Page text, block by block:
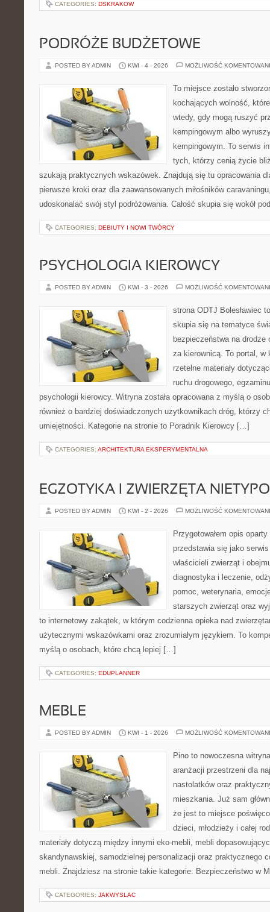
CATEGORIES: DSKRAKOW
PODRÓŻE BUDŻETOWE
POSTED BY ADMIN KWI - 4 - 2026 MOŻLIWOŚĆ
To miejsce zostało
kochających wolność,
wtedy, gdy mogą ruszyć
kempingowym albo
kempingowym. To serwis
tych, którzy cenią życie
szukają praktycznych wskazówek. Znajdują się tu opracowania
pierwsze kroki oraz dla zaawansowanych miłośników
udoskonalać swój styl podróżowania. Całość skupia się wokół
CATEGORIES: DEBIUTY I NOWI TWÓRCY
PSYCHOLOGIA KIEROWCY
POSTED BY ADMIN KWI - 3 - 2026 MOŻLIWOŚĆ
strona ODTJ Bolesławiec
skupia się na tematyce
bezpieczeństwa na
za kierownicą. To portal,
rzetelne materiały
ruchu drogowego,
psychologii kierowcy. Witryna została opracowana z myślą o
również o bardziej doświadczonych użytkownikach dróg, którzy
umiejętności. Kategorie na stronie to Poradnik Kierowcy […]
CATEGORIES: ARCHITEKTURA EKSPERYMENTALNA
EGZOTYKA I ZWIERZĘTA
POSTED BY ADMIN KWI - 2 - 2026 MOŻLIWOŚĆ
Przygotowałem opis
przedstawia się jako
właścicieli zwierząt i
diagnostyka i leczenie,
pomoc, weterynaria,
starszych zwierząt oraz
to internetowy zakątek, w którym codzienna opieka nad
użytecznymi wskazówkami oraz zrozumiałym językiem. To
myślą o osobach, które chcą lepiej […]
CATEGORIES: EDUPLANNER
MEBLE
POSTED BY ADMIN KWI - 1 - 2026 MOŻLIWOŚĆ
Pino to nowoczesna
aranżacji przestrzeni dla
nastolatków oraz
mieszkania. Już sam
że jest to miejsce
dzieci, młodzieży i całej
materiały dotyczą między innymi eko-mebli, mebli
skandynawskiej, samodzielnej personalizacji oraz praktycznego
mebli. Znajdziesz na stronie takie kategorie: Bezpieczeństwo w
CATEGORIES: JAKWYSLAC